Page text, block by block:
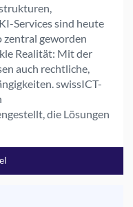
Services sind heute
zentral geworden
Realität: Mit der
auch rechtliche,
swissICT-
die Lösungen